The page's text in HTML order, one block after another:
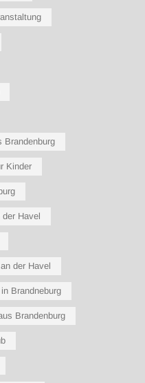
Brandenburg
Kinder
Havel
der Havel
Brandneburg
Brandenburg